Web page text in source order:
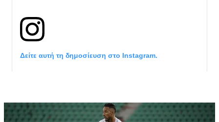
Δείτε αυτή τη δημοσίευση στο Instagram.